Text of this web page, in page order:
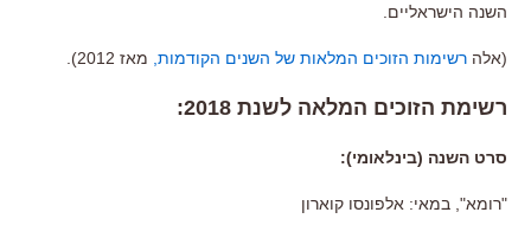
השנה הישראליים
(אלה רשימות הזוכים המלאות של השנים הקודמות, מאז 2012).
רשימת הזוכים המלאה לשנת 2018:
סרט השנה (בינלאומי):
"רומא", במאי: אלפונסו קוארון